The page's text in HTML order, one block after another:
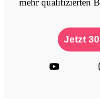
mehr qualifizierten
Jetzt